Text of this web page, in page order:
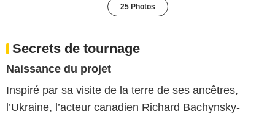
25 Photos
Secrets de tournage
Naissance du projet
Inspiré par sa visite de la terre de ses ancêtres,
l’Ukraine, l’acteur canadien Richard Bachynsky-